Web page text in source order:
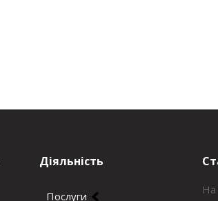
Діяльність
Послуги
На